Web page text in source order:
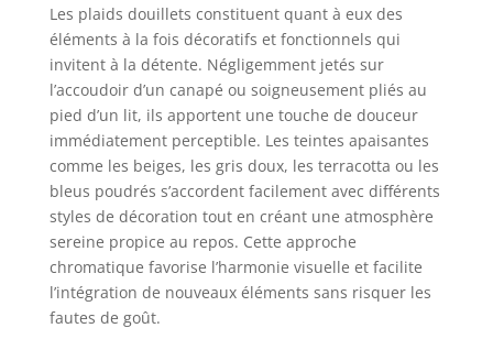
Les plaids douillets constituent quant à eux des
éléments à la fois décoratifs et fonctionnels qui
invitent à la détente. Négligemment jetés sur
l’accoudoir d’un canapé ou soigneusement pliés au
pied d’un lit, ils apportent une touche de douceur
immédiatement perceptible. Les teintes apaisantes
comme les beiges, les gris doux, les terracotta ou les
bleus poudrés s’accordent facilement avec différents
styles de décoration tout en créant une atmosphère
sereine propice au repos. Cette approche
chromatique favorise l’harmonie visuelle et facilite
l’intégration de nouveaux éléments sans risquer les
fautes de goût.